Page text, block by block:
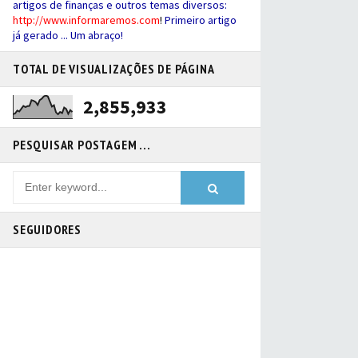
artigos de finanças e outros temas diversos:
http://www.informaremos.com! Primeiro artigo
já gerado ... Um abraço!
TOTAL DE VISUALIZAÇÕES DE PÁGINA
2,855,933
PESQUISAR POSTAGEM ...
SEGUIDORES